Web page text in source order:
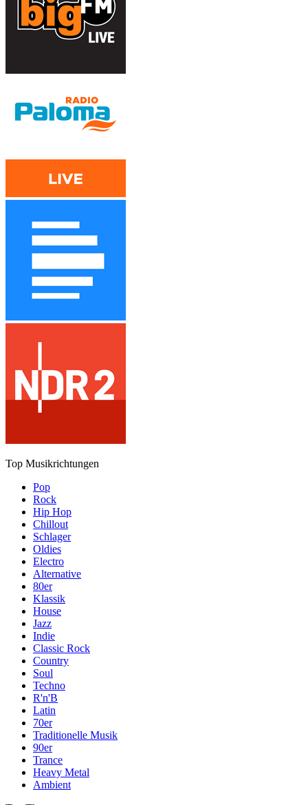
Top Musikrichtungen
Pop
Rock
Hip Hop
Chillout
Schlager
Oldies
Electro
Alternative
80er
Klassik
House
Jazz
Indie
Classic Rock
Country
Soul
Techno
R'n'B
Latin
70er
Traditionelle Musik
90er
Trance
Heavy Metal
Ambient